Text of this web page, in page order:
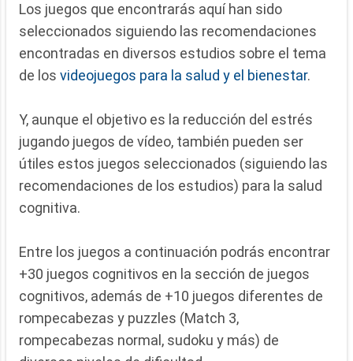
Los juegos que encontrarás aquí han sido
seleccionados siguiendo las recomendaciones
encontradas en diversos estudios sobre el tema
de los videojuegos para la salud y el bienestar.
Y, aunque el objetivo es la reducción del estrés
jugando juegos de vídeo, también pueden ser
útiles estos juegos seleccionados (siguiendo las
recomendaciones de los estudios) para la salud
cognitiva.
Entre los juegos a continuación podrás encontrar
+30 juegos cognitivos en la sección de juegos
cognitivos, además de +10 juegos diferentes de
rompecabezas y puzzles (Match 3,
rompecabezas normal, sudoku y más) de